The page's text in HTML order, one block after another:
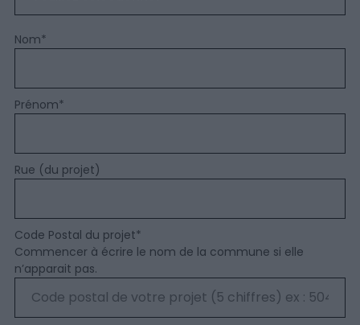
Nom*
Prénom*
Rue (du projet)
Code Postal du projet*
Commencer à écrire le nom de la commune si elle
n’apparait pas.